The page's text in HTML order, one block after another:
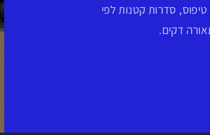
סדרות קטנות לפי
דקים.